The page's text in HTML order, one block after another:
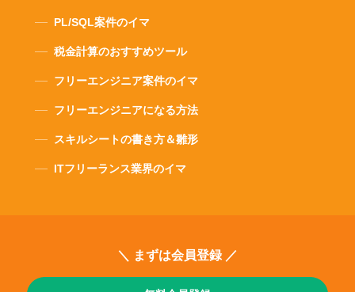
PL/SQL案件のイマ
税金計算のおすすめツール
フリーエンジニア案件のイマ
フリーエンジニアになる方法
スキルシートの書き方＆雛形
ITフリーランス業界のイマ
＼ まずは会員登録 ／